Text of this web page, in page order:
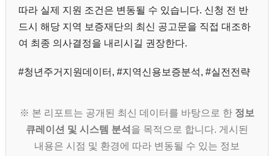
따라 실제 지원 조건은 변동될 수 있습니다. 신청 전 반
드시 해당 지역 보증재단의 최신 공고문을 직접 대조하
여 최종 의사결정을 내리시길 권장한다.
#청년주거지원데이터, #지역신용보증분석, #실전전략
※ 본 리포트는 공개된 최신 데이터를 바탕으로 한 정보
큐레이션 및 시스템 분석 을 목적으로 합니다. 게시된
내용은 시점 및 환경에 따라 변동될 수 있는 정보